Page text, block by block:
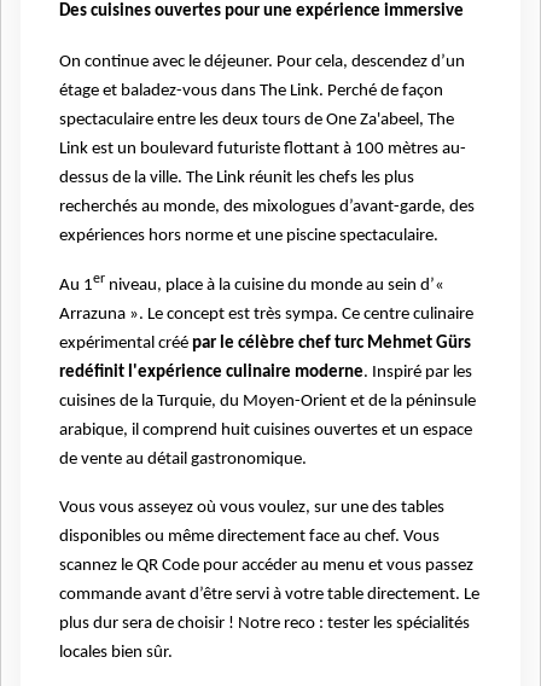
Des cuisines ouvertes pour une expérience immersive
On continue avec le déjeuner. Pour cela, descendez d’un
étage et baladez-vous dans The Link. Perché de façon
spectaculaire entre les deux tours de One Za'abeel, The
Link est un boulevard futuriste flottant à 100 mètres au-
dessus de la ville. The Link réunit les chefs les plus
recherchés au monde, des mixologues d’avant-garde, des
expériences hors norme et une piscine spectaculaire.
Au 1er niveau, place à la cuisine du monde au sein d’«
Arrazuna ». Le concept est très sympa. Ce centre culinaire
expérimental créé par le célèbre chef turc Mehmet Gürs
redéfinit l'expérience culinaire moderne. Inspiré par les
cuisines de la Turquie, du Moyen-Orient et de la péninsule
arabique, il comprend huit cuisines ouvertes et un espace
de vente au détail gastronomique.
Vous vous asseyez où vous voulez, sur une des tables
disponibles ou même directement face au chef. Vous
scannez le QR Code pour accéder au menu et vous passez
commande avant d’être servi à votre table directement. Le
plus dur sera de choisir ! Notre reco : tester les spécialités
locales bien sûr.